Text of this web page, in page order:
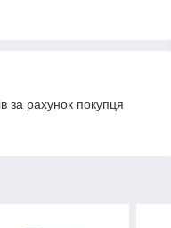
за рахунок покупця